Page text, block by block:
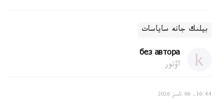
بيلىك جانە ساياسات
без автора
اۆتور
16:44, 06 تامىز 2026